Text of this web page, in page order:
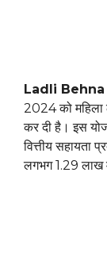
Ladli Behna
2024 को महिला
कर दी है। इस
वित्तीय सहायता
लगभग 1.29 लाख